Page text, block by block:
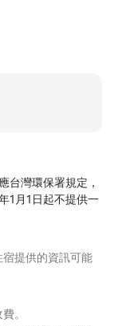
台灣環保署規定，
1月1日起不提供一
提供的資訊可能
。